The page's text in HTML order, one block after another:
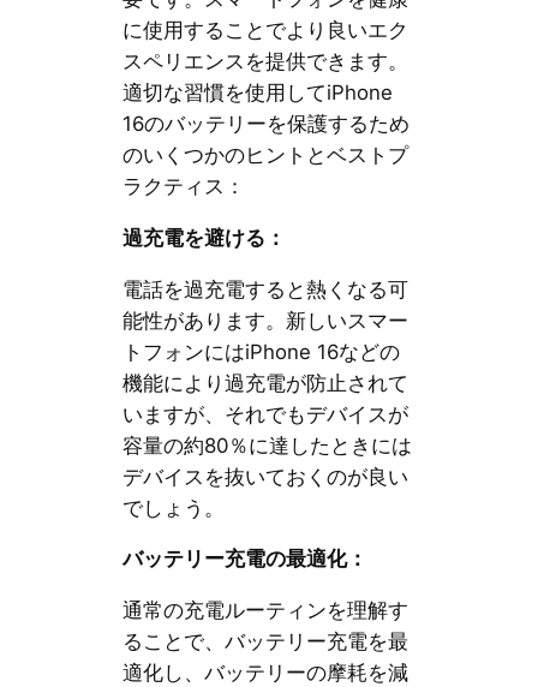
に使用することでより良いエク
スペリエンスを提供できます。
適切な習慣を使用してiPhone
16のバッテリーを保護するため
のいくつかのヒントとベストプ
ラクティス：
過充電を避ける：
電話を過充電すると熱くなる可
能性があります。新しいスマー
トフォンにはiPhone 16などの
機能により過充電が防止されて
いますが、それでもデバイスが
容量の約80％に達したときには
デバイスを抜いておくのが良い
でしょう。
バッテリー充電の最適化：
通常の充電ルーティンを理解す
ることで、バッテリー充電を最
適化し、バッテリーの摩耗を減